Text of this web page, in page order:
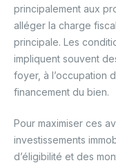
principalement aux
alléger la charge
principale. Les
impliquent souvent
foyer, à l’occupation
financement du bien.
Pour maximiser ces
investissements
d’éligibilité et des